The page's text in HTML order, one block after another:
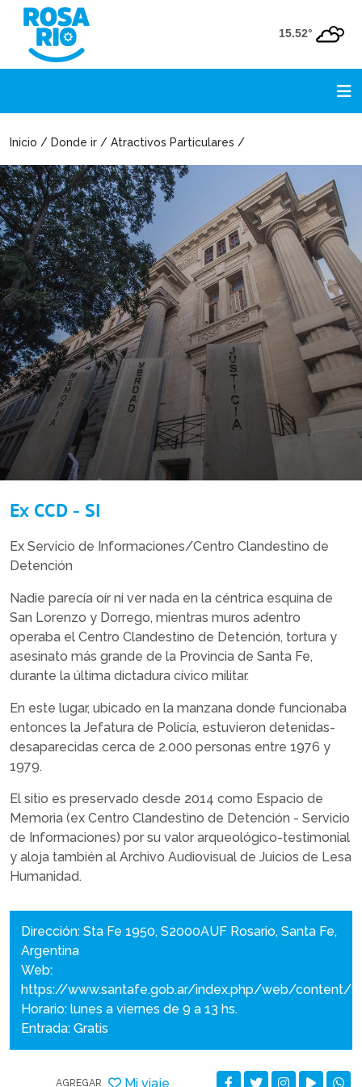
15.52°
Inicio / Donde ir / Atractivos Particulares /
Ex CCD - SI
Ex Servicio de Informaciones/Centro Clandestino de
Detención
Nadie parecía oír ni ver nada en la céntrica esquina de
San Lorenzo y Dorrego, mientras muros adentro
operaba el Centro Clandestino de Detención, tortura y
asesinato más grande de la Provincia de Santa Fe,
durante la última dictadura cívico militar.
En este lugar, ubicado en la manzana donde funcionaba
entonces la Jefatura de Policía, estuvieron detenidas-
desaparecidas cerca de 2.000 personas entre 1976 y
1979.
El sitio es preservado desde 2014 como Espacio de
Memoria (ex Centro Clandestino de Detención - Servicio
de Informaciones) por su valor arqueológico-testimonial
y aloja también al Archivo Audiovisual de Juicios de Lesa
Humanidad.
Dirección: Sta Fe 1950, S2000AUF Rosario, Santa Fe,
Argentina
Web:
https://www.santafe.gob.ar/index.php/web/content/
Horario: lunes a viernes de 9 a 13 hs.
Entrada: Gratis
AGREGAR Mi viaje